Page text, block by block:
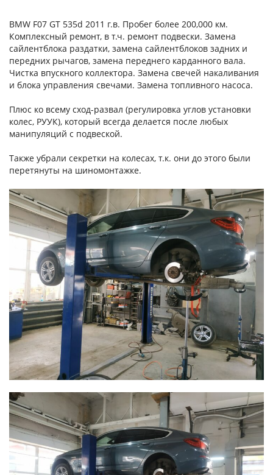
BMW F07 GT 535d 2011 г.в. Пробег более 200,000 км.
Комплексный ремонт, в т.ч. ремонт подвески. Замена
сайлентблока раздатки, замена сайлентблоков задних и
передних рычагов, замена переднего карданного вала.
Чистка впускного коллектора. Замена свечей накаливания
и блока управления свечами. Замена топливного насоса.
Плюс ко всему сход-развал (регулировка углов установки
колес, РУУК), который всегда делается после любых
манипуляций с подвеской.
Также убрали секретки на колесах, т.к. они до этого были
перетянуты на шиномонтажке.